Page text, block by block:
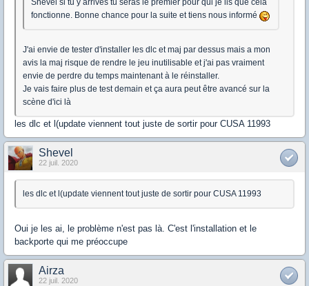
Shevel si tu y arrives tu seras le premier pour qui je lis que cela
fonctionne. Bonne chance pour la suite et tiens nous informé
J'ai envie de tester d'installer les dlc et maj par dessus mais a mon
avis la maj risque de rendre le jeu inutilisable et j'ai pas vraiment
envie de perdre du temps maintenant à le réinstaller.
Je vais faire plus de test demain et ça aura peut être avancé sur la
scène d'ici là
les dlc et l(update viennent tout juste de sortir pour CUSA 11993
Shevel
22 juil. 2020
les dlc et l(update viennent tout juste de sortir pour CUSA 11993
Oui je les ai, le problème n'est pas là. C'est l'installation et le
backporte qui me préoccupe
Airza
22 juil. 2020